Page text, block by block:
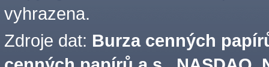
vyhrazena.
Zdroje dat: Burza cenných